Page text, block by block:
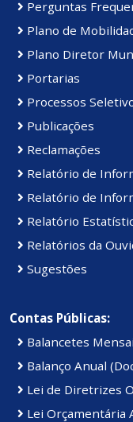
Perguntas
Plano de
Plano Diretor
Portarias
Processos
Publicações
Reclamações
Relatório de
Relatório de
Relatório
Relatórios da
Sugestões
Contas Públicas:
Balancetes
Balanço Anual
Lei de Diretrizes
Lei Orçamentária